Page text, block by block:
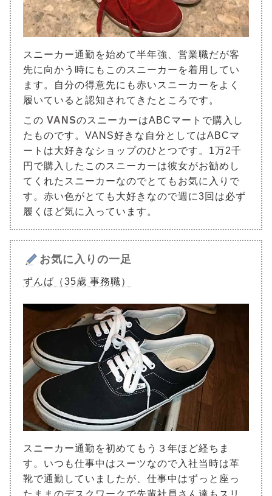
スニーカー通勤を始めて半年強、営業職だが客
先に向かう時にもこのスニーカーを着用してい
ます。自分の得意先にも赤いスニーカーをよく
履いていると認知されてきたところです。
この VANSのスニーカーはABCマートで購入し
たものです。VANS好きな自分としてはABCマ
ートは大好きなショップのひとつです。1万2千
円で購入したこのスニーカーは彼女がお勧めし
てくれたスニーカーなのでとてもお気に入りで
す。赤い色がとても大好きなので週に3回は必ず
履くほど気に入っています。
お気に入りの一足
ずんば（35歳 事務職）
スニーカー通勤を初めてもう３年ほど経ちま
す。いつも仕事中はスーツなので入社当時は革
靴で通勤していましたが、仕事中はずっと座っ
たままのデスクワークで先輩社員さん達もスリ